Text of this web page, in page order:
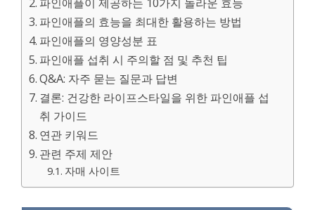
파인애플의 효능을 최대한 활용하는 방법
파인애플의 영양성분 표
파인애플 섭취 시 주의할 점 및 추천 팁
Q&A: 자주 묻는 질문과 답변
결론: 건강한 라이프스타일을 위한 파인애플 섭
취 가이드
연관 키워드
관련 주제 제안
자매 사이트